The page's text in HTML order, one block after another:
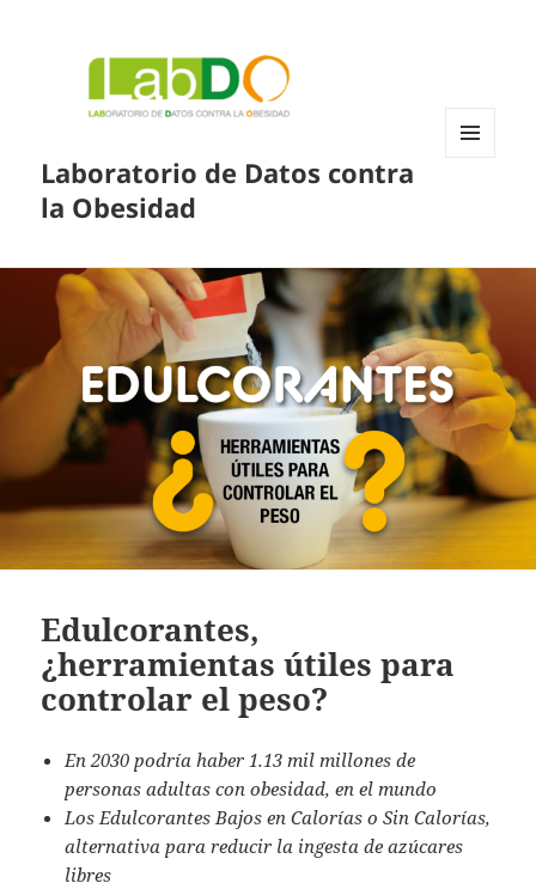
Laboratorio de Datos contra
la Obesidad
Edulcorantes,
¿herramientas útiles para
controlar el peso?
En 2030 podría haber 1.13 mil millones de
personas adultas con obesidad, en el mundo
Los Edulcorantes Bajos en Calorías o Sin Calorías,
alternativa para reducir la ingesta de azúcares
libres